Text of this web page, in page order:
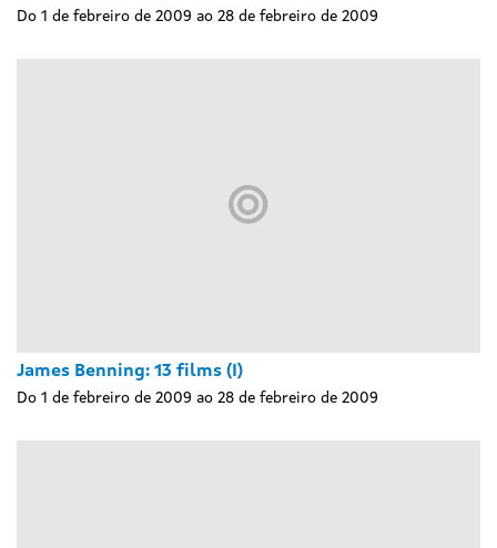
Do 1 de febreiro de 2009 ao 28 de febreiro de 2009
James Benning: 13 films (I)
Do 1 de febreiro de 2009 ao 28 de febreiro de 2009